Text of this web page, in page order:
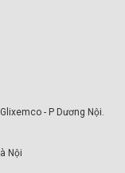
- P Dương Nội.
Nội